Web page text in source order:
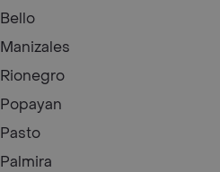
Bello
Manizales
Rionegro
Popayan
Pasto
Palmira